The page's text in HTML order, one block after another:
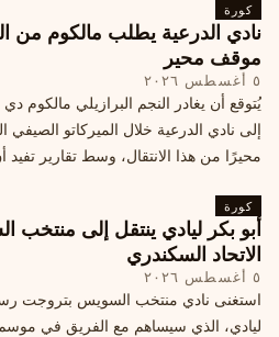
كورة
نادي الدرعية يطلب مالكوم من
موقف محير
٥ أغسطس ٢٠٢٦
يُتوقع أن يغادر النجم البرازيلي مالكوم دي
إلى نادي الدرعية خلال الميركاتو الصيفي
محيرًا من هذا الانتقال، وسط تقارير تفيد
كورة
أبو بكر ليادي ينتقل إلى
الاتحاد السكندري
٥ أغسطس ٢٠٢٦
استغنى نادي منتخب السويس بتروجت
ليادي، الذي سيساهم مع الفريق في موسم